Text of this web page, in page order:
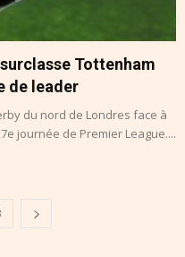
Tottenham
de leader
du nord de Londres face à
journée de Premier League....